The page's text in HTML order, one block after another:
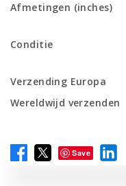
Afmetingen (inches)
Conditie
Verzending Europa
Wereldwijd verzenden
Save